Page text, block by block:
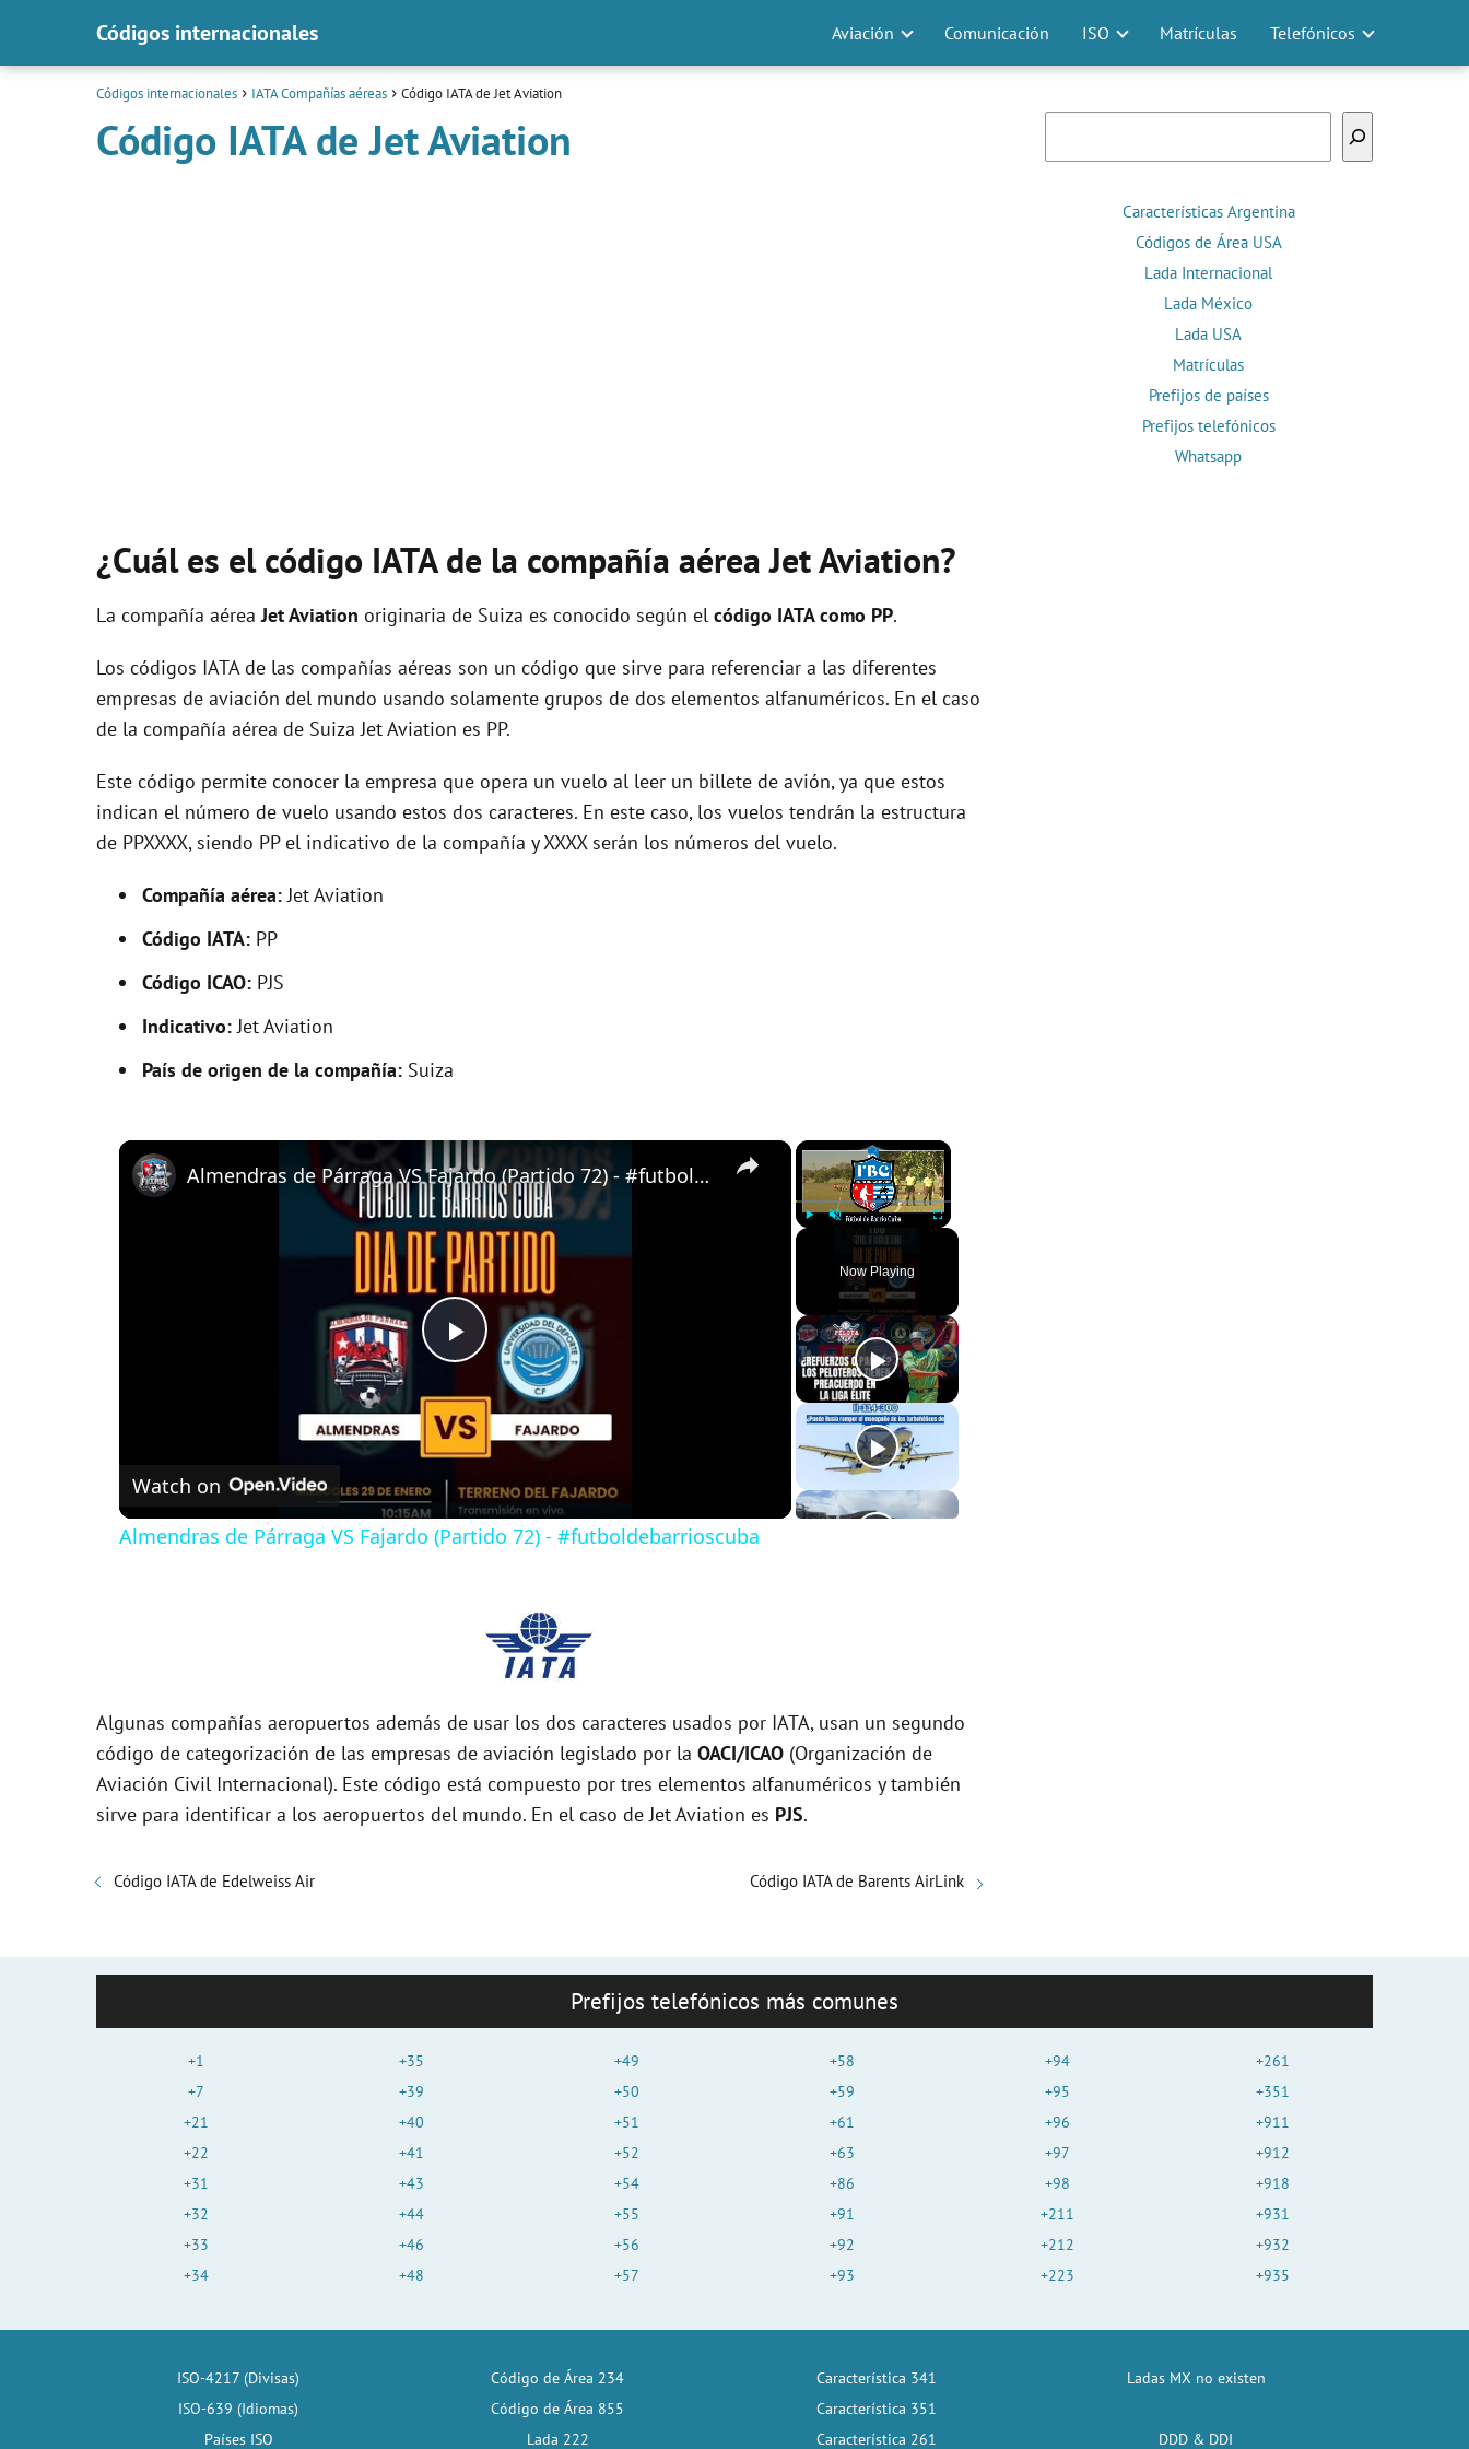
Códigos internacionales Aviación Comunicación ISO Matrículas Telefónicos
Códigos internacionales IATA Compañías aéreas Código IATA de Jet Aviation
Código IATA de Jet Aviation
¿Cuál es el código IATA de la compañía aérea Jet Aviation?
La compañía aéreaJet Aviation originaria de Suiza es conocido según el código IATA como PP.
Los códigos IATA de las compañías aéreas son un código que sirve para referenciar a las diferentes
empresas de aviación del mundo usando solamente grupos de dos elementos alfanuméricos. En el caso
de la compañía aérea de Suiza Jet Aviation es PP.
Este código permite conocer la empresa que opera un vuelo al leer un billete de avión, ya que estos
indican el número de vuelo usando estos dos caracteres. En este caso, los vuelos tendrán la estructura
de PPXXXX, siendo PP el indicativo de la compañía y XXXX serán los números del vuelo.
Compañía aérea:Jet Aviation
Código IATA: PP
Código ICAO: PJS
Indicativo:Jet Aviation
País de origen de la compañía: Suiza
×
Unmute Fullscreen
Now Playing
×
P
l
a
d
e
Almendras de Párraga VS Fajardo (Partido 72) - #futboldebarrioscuba
Watch on
Almendras de Párraga VS Fajardo (Partido 72) - #futboldebarrioscuba
Algunas compañías aeropuertos además de usar los dos caracteres usados por IATA, usan un segundo
código de categorización de las empresas de aviación legislado por la OACI/ICAO (Organización de
Aviación Civil Internacional). Este código está compuesto por tres elementos alfanuméricos y también
sirve para identificar a los aeropuertos del mundo. En el caso de Jet Aviation es PJS.
Código IATA de Edelweiss Air Código IATA de Barents AirLink
Características Argentina
Códigos de Área USA
Lada Internacional
Lada México
Lada USA
Matrículas
Prefijos de países
Prefijos telefónicos
Whatsapp
Prefijos telefónicos más comunes
+1
+7
+21
+22
+31
+32
+33
+34
+35
+39
+40
+41
+43
+44
+46
+48
+49
+50
+51
+52
+54
+55
+56
+57
+58
+59
+61
+63
+86
+91
+92
+93
+94
+95
+96
+97
+98
+211
+212
+223
+261
+351
+911
+912
+918
+931
+932
+935
ISO-4217 (Divisas)
ISO-639 (Idiomas)
Países ISO
Código de Área 234
Código de Área 855
Lada 222
Característica 341
Característica 351
Característica 261
Ladas MX no existen
DDD & DDI